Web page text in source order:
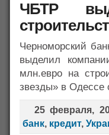
ЧБТР
Черноморский
выделил
млн.евро на
звезды» в
25 февраля,
банк, кредит,